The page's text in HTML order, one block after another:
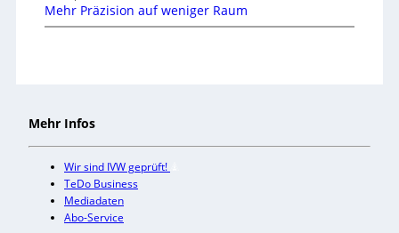
Mehr Präzision auf weniger Raum
Mehr Infos
Wir sind IVW geprüft!
TeDo Business
Mediadaten
Abo-Service